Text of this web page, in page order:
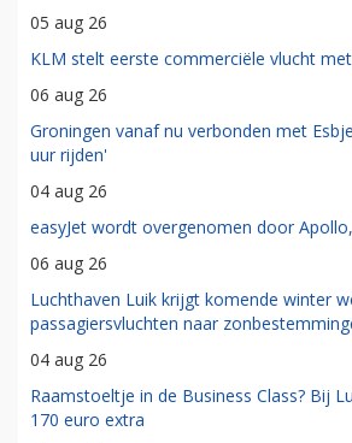
05 aug 26
KLM stelt eerste commerciële vlucht
06 aug 26
Groningen vanaf nu verbonden met
uur rijden'
04 aug 26
easyJet wordt overgenomen door
06 aug 26
Luchthaven Luik krijgt komende winter
passagiersvluchten naar
04 aug 26
Raamstoeltje in de Business Class? Bij
170 euro extra